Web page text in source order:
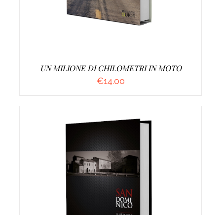
UN MILIONE DI CHILOMETRI IN MOTO
€14.00
AGGIUNGI AL CARRELLO /